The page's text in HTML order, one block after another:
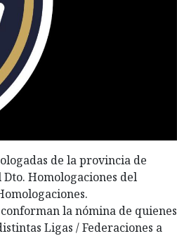
de la provincia de
Homologaciones del
la nómina de quienes
Ligas / Federaciones a